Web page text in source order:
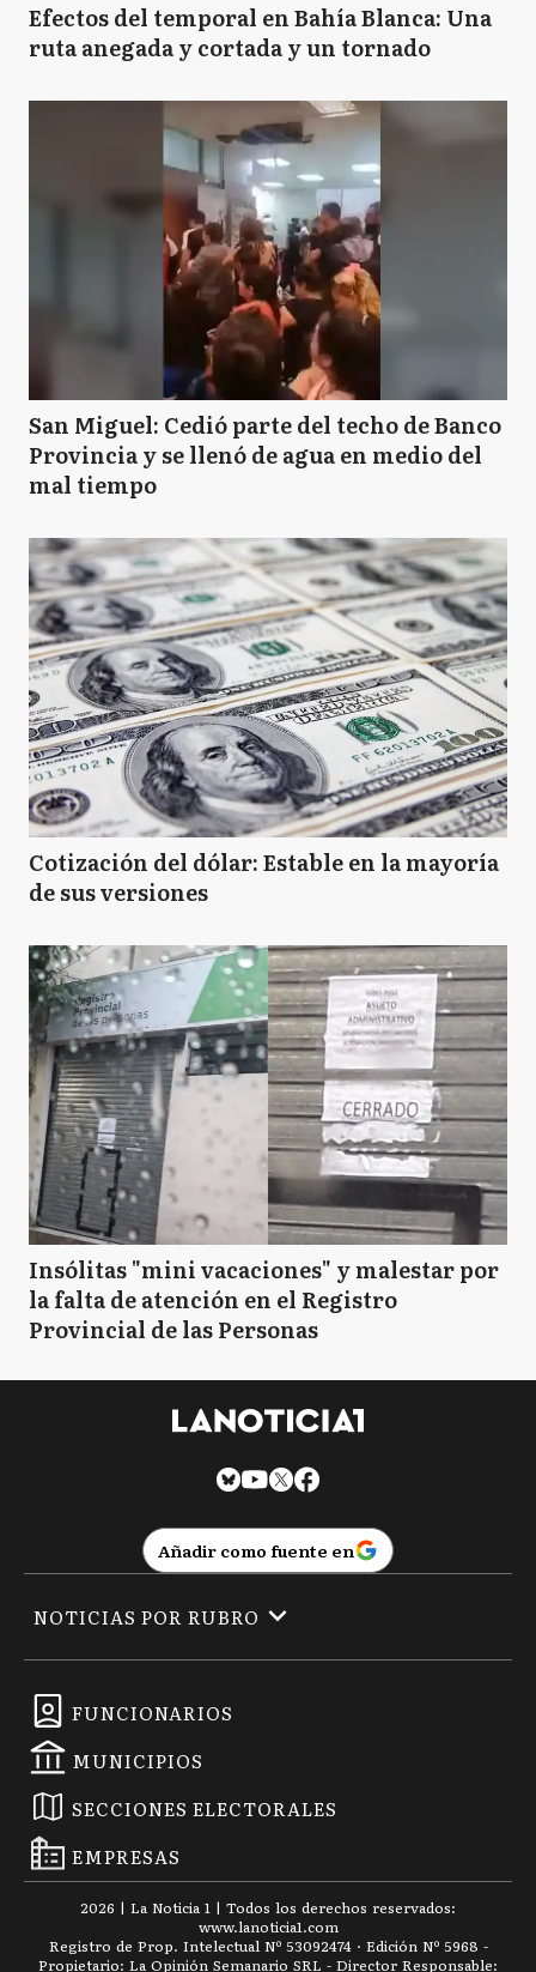
Efectos del temporal en Bahía Blanca: Una
ruta anegada y cortada y un tornado
San Miguel: Cedió parte del techo de Banco
Provincia y se llenó de agua en medio del
mal tiempo
Cotización del dólar: Estable en la mayoría
de sus versiones
Insólitas "mini vacaciones" y malestar por
la falta de atención en el Registro
Provincial de las Personas
Añadir como fuente en
FUNCIONARIOS
MUNICIPIOS
SECCIONES ELECTORALES
EMPRESAS
NOTICIAS POR RUBRO
2026 | La Noticia 1 | Todos los derechos reservados:
www.lanoticia1.com
Registro de Prop. Intelectual Nº 53092474 · Edición Nº 5968 -
Propietario: La Opinión Semanario SRL - Director Responsable: